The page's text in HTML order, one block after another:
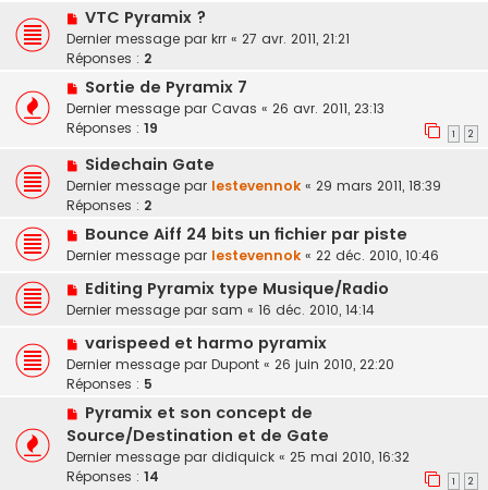
VTC Pyramix ?
Dernier message par krr « 27 avr. 2011, 21:21
Réponses : 2
Sortie de Pyramix 7
Dernier message par Cavas « 26 avr. 2011, 23:13
Réponses : 19 1 2
Sidechain Gate
Dernier message par lestevennok « 29 mars 2011, 18:39
Réponses : 2
Bounce Aiff 24 bits un fichier par piste
Dernier message par lestevennok « 22 déc. 2010, 10:46
Editing Pyramix type Musique/Radio
Dernier message par sam « 16 déc. 2010, 14:14
varispeed et harmo pyramix
Dernier message par Dupont « 26 juin 2010, 22:20
Réponses : 5
Pyramix et son concept de
Source/Destination et de Gate
Dernier message par didiquick « 25 mai 2010, 16:32
Réponses : 14 1 2